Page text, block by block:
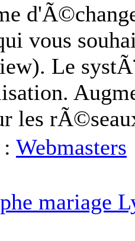
vous
Le
les
Webmasters
mariage